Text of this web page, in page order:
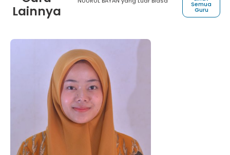
Lainnya
Semua
Guru